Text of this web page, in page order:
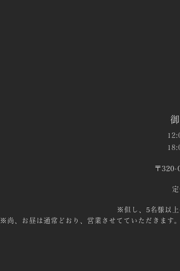
〒320-
※但し、5名様以上
※尚、お昼は通常どおり、営業させてていただきます